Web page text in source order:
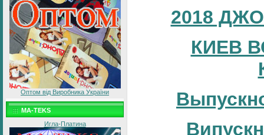
Оптом від Виробника України
MA-TEKS
Игла-Платина
2018
КИЕВ